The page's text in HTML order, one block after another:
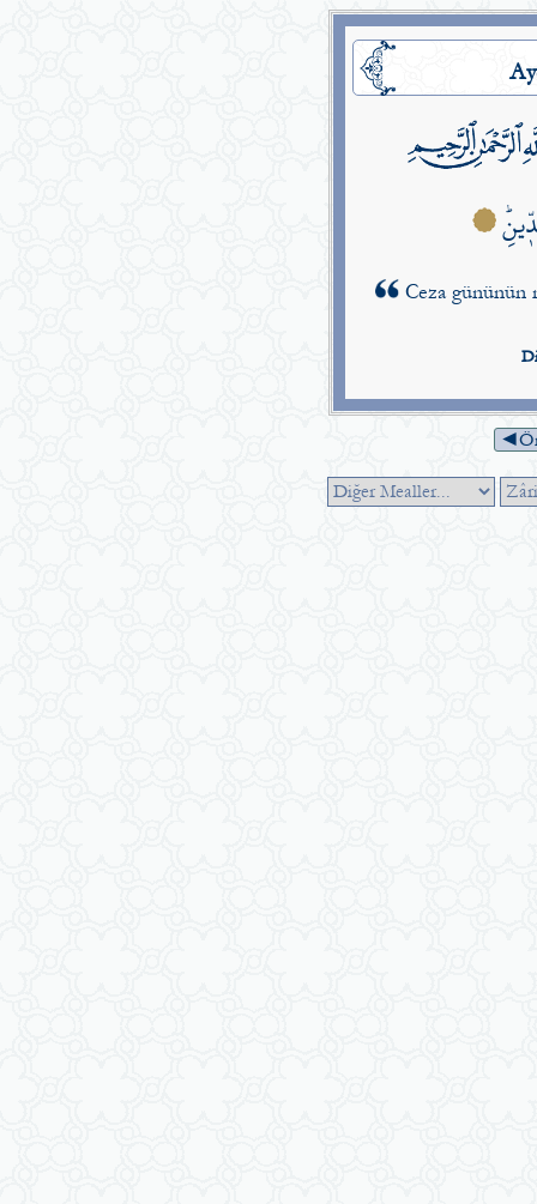
Ceza gününün